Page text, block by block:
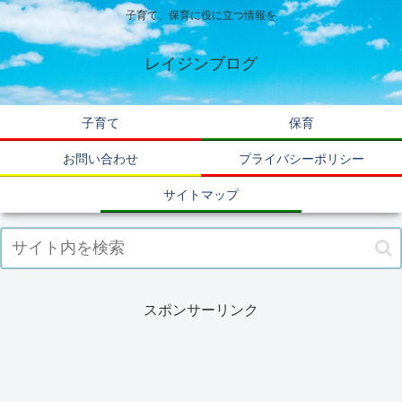
子育て、保育に役に立つ情報を
レイジンブログ
子育て 保育
お問い合わせ プライバシーポリシー
サイトマップ
スポンサーリンク